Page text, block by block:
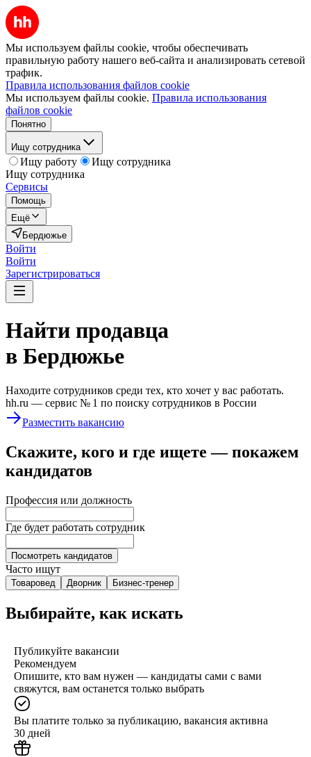
Мы используем файлы cookie, чтобы обеспечивать
правильную работу нашего веб-сайта и анализировать сетевой
трафик.
Правила использования файлов cookie
Мы используем файлы cookie. Правила использования
файлов cookie
Понятно
Ищу сотрудника
Ищу работу
Ищу сотрудника
Ищу сотрудника
Сервисы
Помощь
Ещё
Бердюжье
Войти
Войти
Зарегистрироваться
Найти продавца
в Бердюжье
Находите сотрудников среди тех, кто хочет у вас работать.
hh.ru — сервис № 1 по поиску сотрудников в России
Разместить вакансию
Скажите, кого и где ищете — покажем
кандидатов
Профессия или должность
Где будет работать сотрудник
Посмотреть кандидатов
Часто ищут
Товаровед Дворник Бизнес-тренер
Выбирайте, как искать
Публикуйте вакансии
Рекомендуем
Опишите, кто вам нужен — кандидаты сами с вами
свяжутся, вам останется только выбрать
Вы платите только за публикацию, вакансия активна
30 дней